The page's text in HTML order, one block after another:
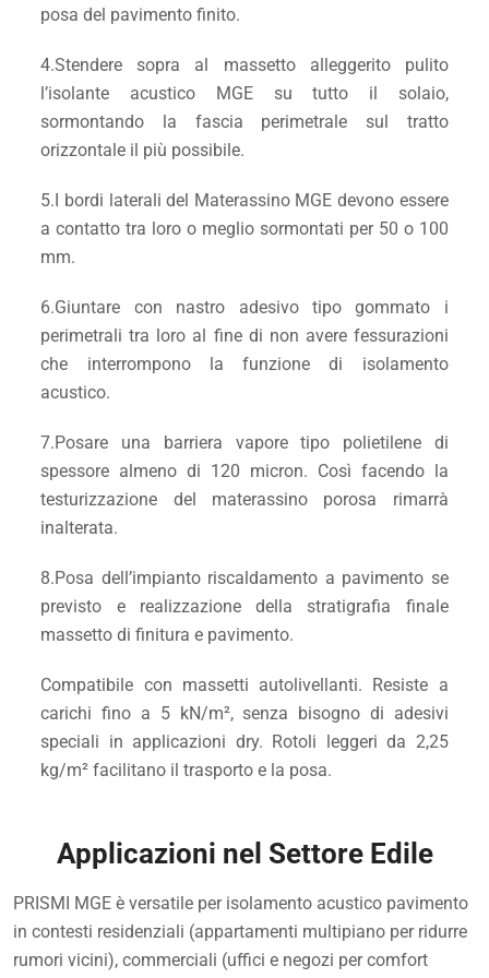
posa del pavimento finito.
4.Stendere sopra al massetto alleggerito pulito
l’isolante acustico MGE su tutto il solaio,
sormontando la fascia perimetrale sul tratto
orizzontale il più possibile.
5.I bordi laterali del Materassino MGE devono essere
a contatto tra loro o meglio sormontati per 50 o 100
mm.
6.Giuntare con nastro adesivo tipo gommato i
perimetrali tra loro al fine di non avere fessurazioni
che interrompono la funzione di isolamento
acustico.
7.Posare una barriera vapore tipo polietilene di
spessore almeno di 120 micron. Così facendo la
testurizzazione del materassino porosa rimarrà
inalterata.
8.Posa dell’impianto riscaldamento a pavimento se
previsto e realizzazione della stratigrafia finale
massetto di finitura e pavimento.
Compatibile con massetti autolivellanti. Resiste a
carichi fino a 5 kN/m², senza bisogno di adesivi
speciali in applicazioni dry. Rotoli leggeri da 2,25
kg/m² facilitano il trasporto e la posa.
Applicazioni nel Settore Edile
PRISMI MGE è versatile per isolamento acustico pavimento
in contesti residenziali (appartamenti multipiano per ridurre
rumori vicini), commerciali (uffici e negozi per comfort